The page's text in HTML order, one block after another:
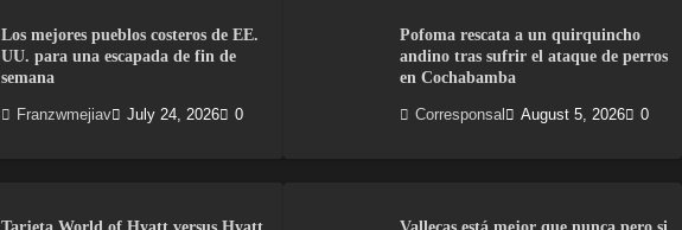
Los mejores pueblos costeros de EE.
UU. para una escapada de fin de
semana
Franzwmejiav July 24, 2026 0
Pofoma rescata a un quirquincho
andino tras sufrir el ataque de perros
en Cochabamba
Corresponsal August 5, 2026 0